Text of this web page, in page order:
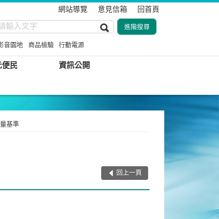
網站導覽 意見信箱 回首頁
音園地 商品檢驗 行動電源
便民 資訊公開
基準
回上一頁